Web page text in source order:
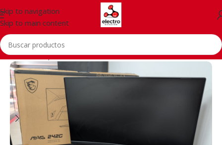
Skip to navigation
Skip to main content
Inicio/Smartphones/Accessories